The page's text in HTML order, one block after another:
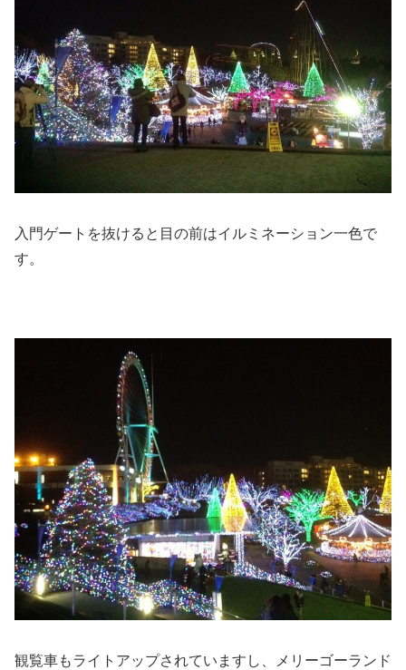
入門ゲートを抜けると目の前はイルミネーション一色で
す。
観覧車もライトアップされていますし、メリーゴーランド